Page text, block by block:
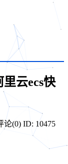
云ecs快
论(0) ID: 10475